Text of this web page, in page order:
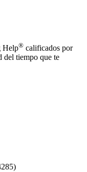
Help® calificados por
del tiempo que te